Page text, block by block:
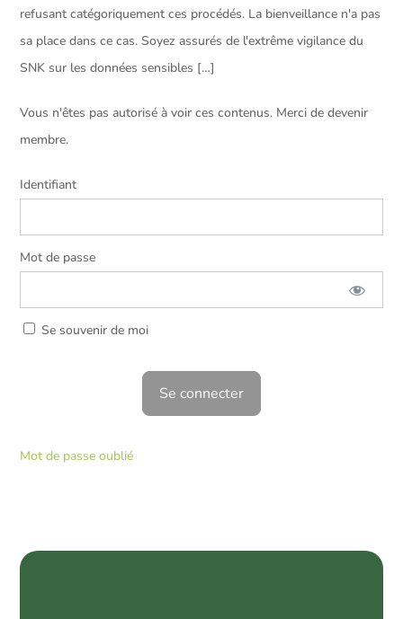
refusant catégoriquement ces procédés. La bienveillance n'a pas
sa place dans ce cas. Soyez assurés de l'extrême vigilance du
SNK sur les données sensibles […]
Vous n'êtes pas autorisé à voir ces contenus. Merci de devenir
membre.
Identifiant
Mot de passe
Se souvenir de moi
Mot de passe oublié